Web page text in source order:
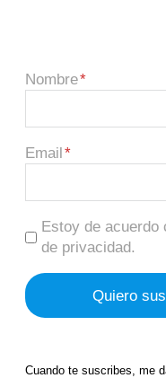
Nombre
Email
Estoy de
de privacidad.
Cuando te suscribes, me